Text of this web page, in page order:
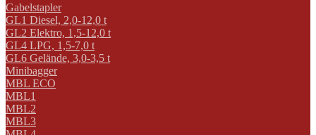
Gabelstapler
GL1 Diesel, 2,0-12,0 t
GL2 Elektro, 1,5-12,0 t
GL4 LPG, 1,5-7,0 t
GL6 Gelände, 3,0-3,5 t
Minibagger
MBL ECO
MBL1
MBL2
MBL3